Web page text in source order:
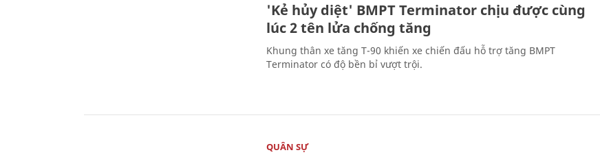
'Kẻ hủy diệt' BMPT Terminator chịu được cùng
lúc 2 tên lửa chống tăng
Khung thân xe tăng T-90 khiến xe chiến đấu hỗ trợ tăng BMPT
Terminator có độ bền bỉ vượt trội.
QUÂN SỰ